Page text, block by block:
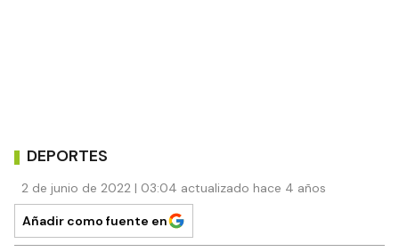
DEPORTES
2 de junio de 2022 | 03:04 actualizado hace 4 años
Añadir como fuente en